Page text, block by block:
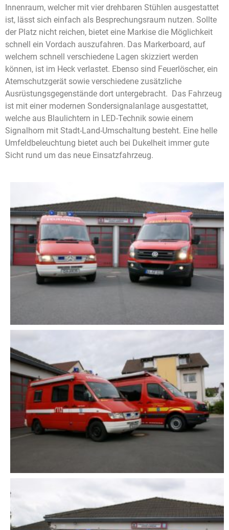
Innenraum, welcher mit vier drehbaren Stühlen ausgestattet
ist, lässt sich einfach als Besprechungsraum nutzen. Sollte
der Platz nicht reichen, bietet eine Markise die Möglichkeit
schnell ein Vordach auszufahren. Das Markerboard, auf
welchem schnell verschiedene Lagen skizziert werden
können, ist im Heck verlastet. Ebenso sind Feuerlöscher, ein
Atemschutzgerät sowie verschiedene zusätzliche
Ausrüstungsgegenstände dort untergebracht. Das Fahrzeug
ist mit einer modernen Sondersignalanlage ausgestattet,
welche aus Blaulichtern in LED-Technik sowie einem
Signalhorn mit Stadt-Land-Umschaltung besteht. Eine helle
Umfeldbeleuchtung bietet auch bei Dukelheit immer gute
Sicht rund um das neue Einsatzfahrzeug.